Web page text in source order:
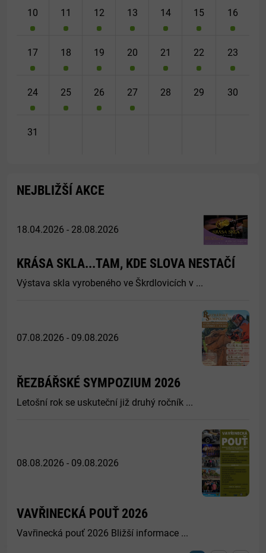
10 11 12 13 14 15 16
17 18 19 20 21 22 23
24 25 26 27 28 29 30
31
NEJBLIŽŠÍ AKCE
18.04.2026 - 28.08.2026
KRÁSA SKLA...TAM, KDE SLOVA NESTAČÍ
Výstava skla vyrobeného ve Škrdlovicích v ...
07.08.2026 - 09.08.2026
ŘEZBÁŘSKÉ SYMPOZIUM 2026
Letošní rok se uskuteční již druhý ročník ...
08.08.2026 - 09.08.2026
VAVŘINECKÁ POUŤ 2026
Vavřinecká pouť 2026 Bližší informace ...